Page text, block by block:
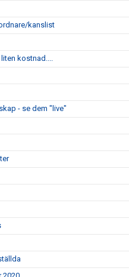
kanslist
kostnad....
- se dem "live"